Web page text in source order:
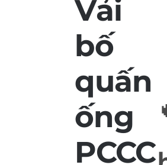
Vải
bố
quấn
ống
PCCC